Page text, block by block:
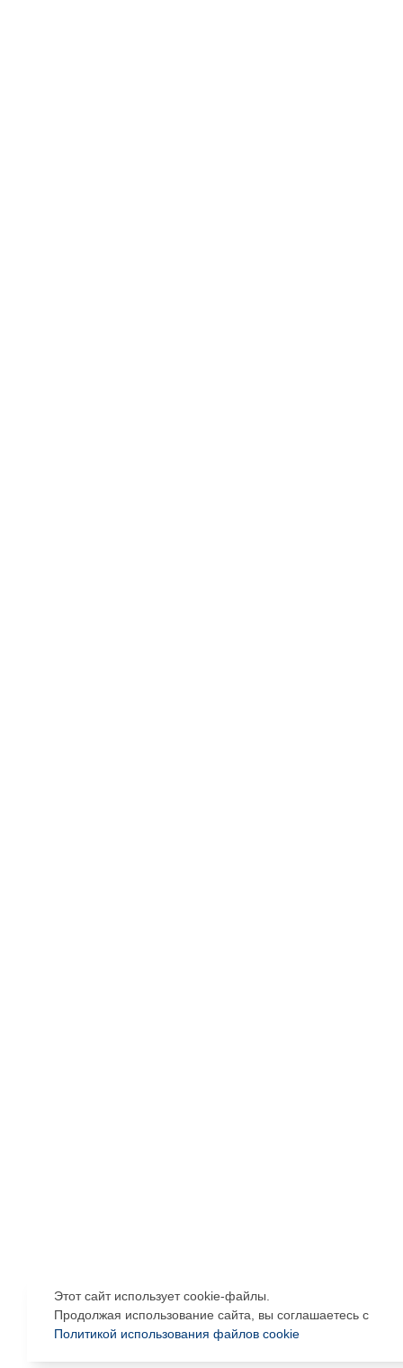
Этот сайт использует cookie-файлы.
Продолжая использование сайта, вы соглашаетесь с
Политикой использования файлов cookie